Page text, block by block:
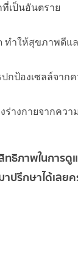
เป็นอันตราย
ทำให้สุขภาพดีแ
กป้องเซลล์จาก
างกายจากควา
ทธิภาพในการ
ปรึกษาได้เลยค